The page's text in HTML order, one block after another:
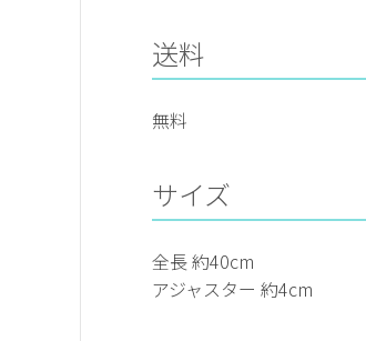
送料
無料
サイズ
全長 約40cm
アジャスター 約4cm